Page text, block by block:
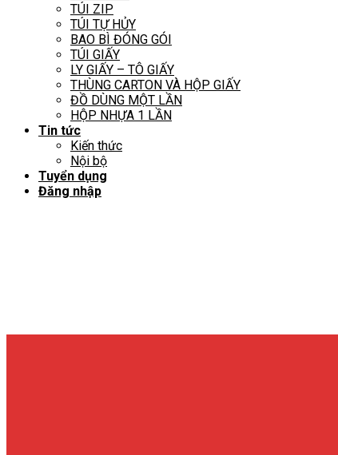
TÚI ZIP
TÚI TỰ HỦY
BAO BÌ ĐÓNG GÓI
TÚI GIẤY
LY GIẤY – TÔ GIẤY
THÙNG CARTON VÀ HỘP GIẤY
ĐỒ DÙNG MỘT LẦN
HỘP NHỰA 1 LẦN
Tin tức
Kiến thức
Nội bộ
Tuyển dụng
Đăng nhập